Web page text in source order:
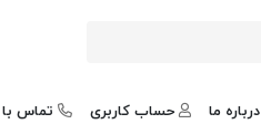
درباره ما حساب کاربری تماس با